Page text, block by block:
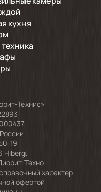
кухня
Технис»
19
Hiberg.
Техно
характер
офертой